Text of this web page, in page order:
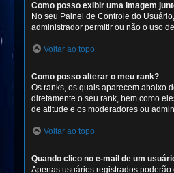
Como posso exibir uma imagem
No seu Painel de Controle do
administrador permitir ou não o uso
Voltar ao topo
Como posso alterar o meu rank?
Os ranks, os quais aparecem abaixo
diretamente o seu rank, bem como
de atitude e os moderadores ou
Voltar ao topo
Quando clico no e-mail de um
Apenas usuários registrados